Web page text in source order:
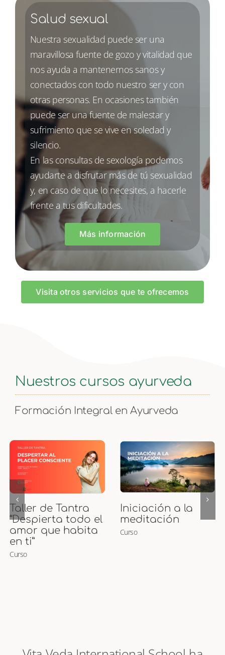
Salud sexual
Nuestra sexualidad puede ser una
maravillosa fuente de gozo y vitalidad que
nos ayuda a mantenernos sanos y
conectados con todo nuestro ser y con
otras personas. En ocasiones también
puede ser una fuente de malestar y
sufrimiento que se vive en soledad y
silencio.
En las consultas de sexología podemos
ayudarte a disfrutar más de tú sexualidad
y, en caso de que lo necesites, a hacerle
frente a tus dificultades.
Más información
Visita otros servicios que te ofrecemos
Nuestros cursos ayurveda
Formación Integral en Ayurveda
Curso de Puntos
Marma
Curso
Curso Presencial
de Maternidad
Ayurveda y